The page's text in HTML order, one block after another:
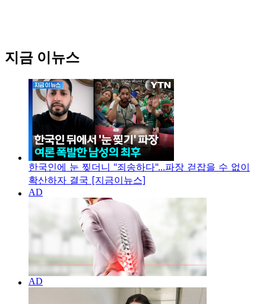
지금 이뉴스
한국인에 눈 찢더니 "죄송하다"...파장 걷잡을 수 없이
확산하자 결국 [지금이뉴스]